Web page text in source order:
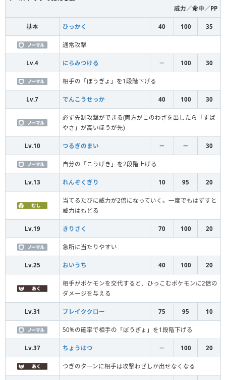
威力／命中／PP
基本 ひっかく 40 100 35
通常攻撃
Lv.4 にらみつける － 100 30
相手の「ぼうぎょ」を1段階下げる
Lv.7 でんこうせっか 40 100 30
必ず先制攻撃ができる(両方がこのわざを出したら「すば
やさ」が高いほうが先)
Lv.10 つるぎのまい － － 30
自分の「こうげき」を2段階上げる
Lv.13 れんぞくぎり 10 95 20
当てるたびに威力が2倍になっていく。一度でもはずすと
威力はもどる
Lv.19 きりさく 70 100 20
急所に当たりやすい
Lv.25 おいうち 40 100 20
相手がポケモンを交代すると、ひっこむポケモンに2倍の
ダメージを与える
Lv.31 ブレイククロー 75 95 10
50%の確率で相手の「ぼうぎょ」を1段階下げる
Lv.37 ちょうはつ － 100 20
つぎのターンに相手は攻撃わざしか出せなくなる